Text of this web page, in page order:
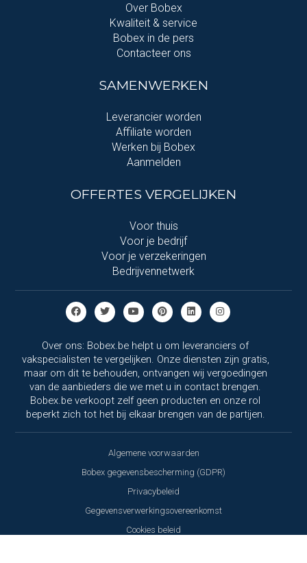
Over Bobex
Kwaliteit & service
Bobex in de pers
Contacteer ons
SAMENWERKEN
Leverancier worden
Affiliate worden
Werken bij Bobex
Aanmelden
OFFERTES VERGELIJKEN
Voor thuis
Voor je bedrijf
Voor je verzekeringen
Bedrijvennetwerk
Over ons: Bobex.be helpt u om leveranciers of
vakspecialisten te vergelijken. Onze diensten zijn gratis,
maar om dit te behouden, ontvangen wij vergoedingen
van de aanbieders die we met u in contact brengen.
Bobex.be verkoopt zelf geen producten en onze rol
beperkt zich tot het bij elkaar brengen van de partijen.
Algemene voorwaarden
Bobex gegevensbescherming (GDPR)
Privacybeleid
Gegevensverwerkingsovereenkomst
Cookies beleid